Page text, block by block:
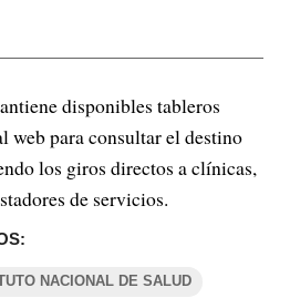
disponibles tableros
web para consultar el destino
los giros directos a clínicas,
de servicios.
NACIONAL DE SALUD